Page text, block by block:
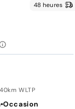
48 heures
WLTP
•Occasion